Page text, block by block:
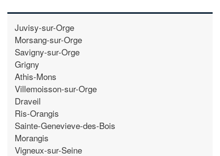
Juvisy-sur-Orge
Morsang-sur-Orge
Savigny-sur-Orge
Grigny
Athis-Mons
Villemoisson-sur-Orge
Draveil
Ris-Orangis
Sainte-Genevieve-des-Bois
Morangis
Vigneux-sur-Seine